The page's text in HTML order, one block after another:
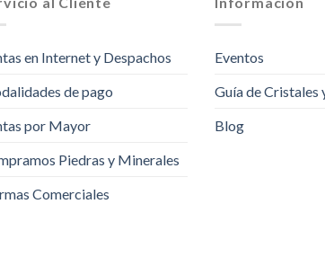
en Internet y Despachos
de pago
por Mayor
Piedras y Minerales
Comerciales
Eventos
Guía de Cristales
Blog